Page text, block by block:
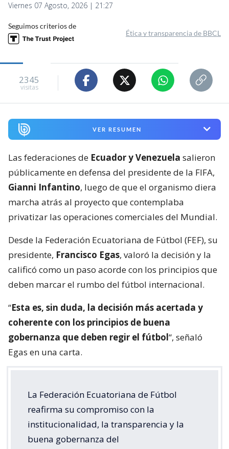
Viernes 07 Agosto, 2026 | 21:27
Seguimos criterios de
Ética y transparencia de BBCL
2345
visitas
VER RESUMEN
Las federaciones de Ecuador y Venezuela salieron
públicamente en defensa del presidente de la FIFA,
Gianni Infantino, luego de que el organismo diera
marcha atrás al proyecto que contemplaba
privatizar las operaciones comerciales del Mundial.
Desde la Federación Ecuatoriana de Fútbol (FEF), su
presidente, Francisco Egas, valoró la decisión y la
calificó como un paso acorde con los principios que
deben marcar el rumbo del fútbol internacional.
“Esta es, sin duda, la decisión más acertada y
coherente con los principios de buena
gobernanza que deben regir el fútbol“, señaló
Egas en una carta.
La Federación Ecuatoriana de Fútbol
reafirma su compromiso con la
institucionalidad, la transparencia y la
buena gobernanza del